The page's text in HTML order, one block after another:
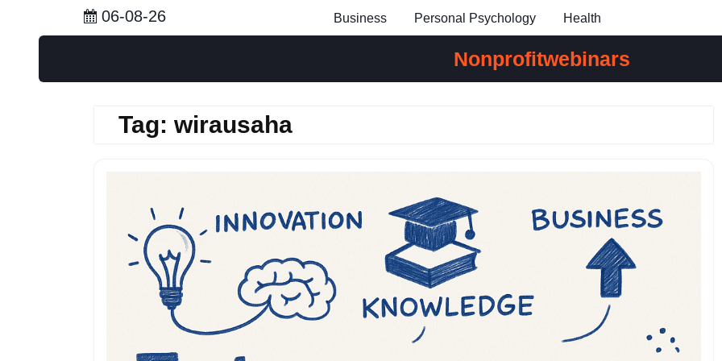
06-08-26 Business Personal Psychology Health
Nonprofitwebinars
Tag: wirausaha